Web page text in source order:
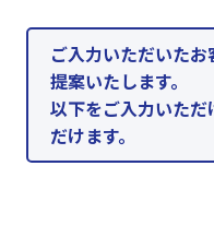
ご入力いただいた
提案いたします。
以下をご入力いた
だけます。